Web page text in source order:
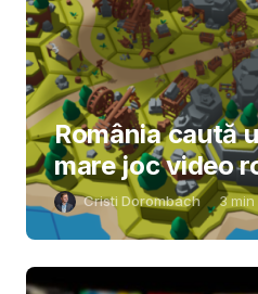
România caută
mare joc video
Cristi Dorombach 3min